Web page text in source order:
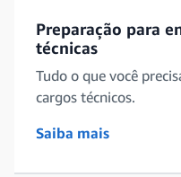
Preparação para
técnicas
Tudo o que você
cargos técnicos.
Saiba mais